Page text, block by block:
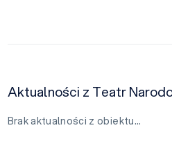
Aktualności z Teatr
Brak aktualności z obiektu…